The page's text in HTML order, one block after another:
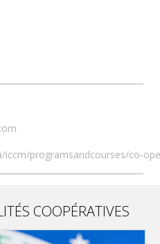
iccm/programsandcourses/co-
COOPÉRATIVES